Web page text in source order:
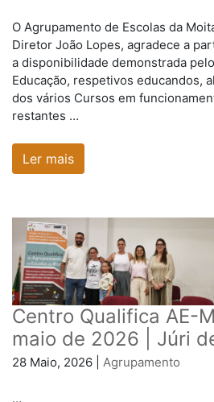
O Agrupamento de Escolas da
Diretor João Lopes, agradece a
a disponibilidade demonstrada
Educação, respetivos educandos,
dos vários Cursos em
restantes …
Ler mais
Centro Qualifica AE-
maio de 2026 | Júri
28 Maio, 2026 | Agrupamento
…